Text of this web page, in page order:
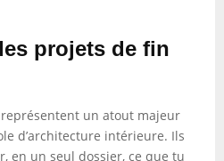
projets de fin
représentent un atout majeur
d’architecture intérieure. Ils
en un seul dossier, ce que tu